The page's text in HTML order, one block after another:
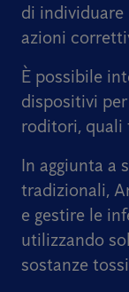
di
azioni
È possibile
dispositivi
roditori, quali
In aggiunta a
tradizionali,
e gestire le
utilizzando
sostanze